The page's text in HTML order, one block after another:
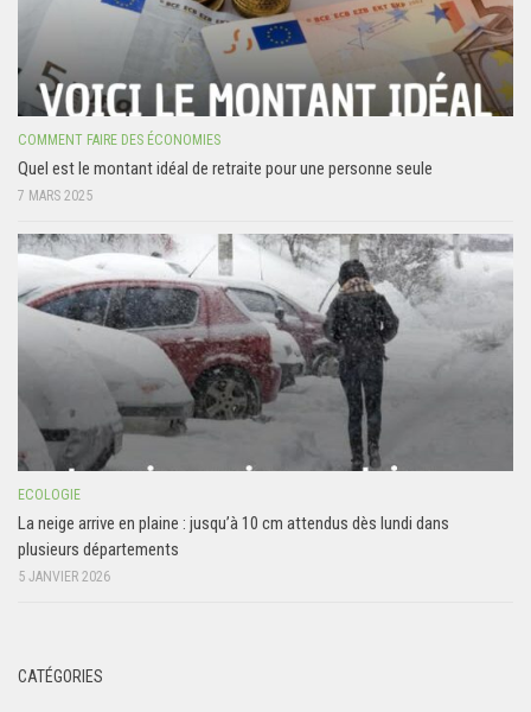
COMMENT FAIRE DES ÉCONOMIES
Quel est le montant idéal de retraite pour une personne seule
7 MARS 2025
ECOLOGIE
La neige arrive en plaine : jusqu’à 10 cm attendus dès lundi dans
plusieurs départements
5 JANVIER 2026
CATÉGORIES